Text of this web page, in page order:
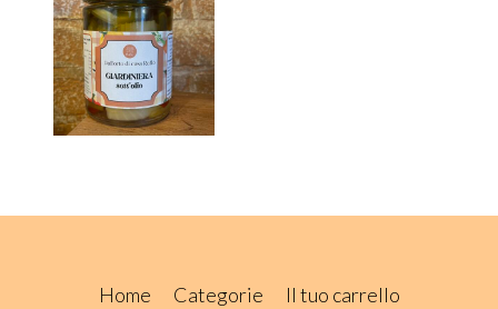
Home Categorie
Il tuo carrello